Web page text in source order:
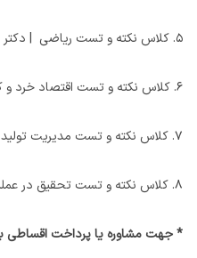
۵. کلاس نکته و تست ریاضی | دکتر امید محمودیان
۶. کلاس نکته و تست اقتصاد خرد و کلان | دکتر میرهادی حسینی
۷. کلاس نکته و تست مدیریت تولید | دکتر مسعود یگانه
۸. کلاس نکته و تست تحقیق در عملیات | دکتر مسعود یگانه
* جهت مشاوره یا پرداخت اقساطی با